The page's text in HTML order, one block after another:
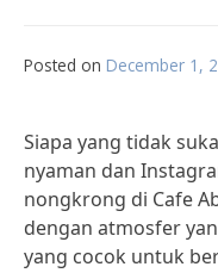
Posted on December 1,
Siapa yang tidak
nyaman dan
nongkrong di Cafe
dengan atmosfer
yang cocok untuk